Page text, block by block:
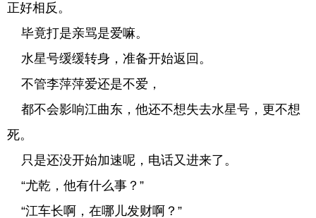
正好相反。
毕竟打是亲骂是爱嘛。
水星号缓缓转身，准备开始返回。
不管李萍萍爱还是不爱，
都不会影响江曲东，他还不想失去水星号，更不想
死。
只是还没开始加速呢，电话又进来了。
“尤乾，他有什么事？”
“江车长啊，在哪儿发财啊？”